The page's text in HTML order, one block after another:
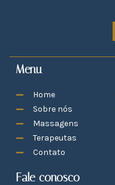
Menu
Home
Sobre nós
Massagens
Terapeutas
Contato
Fale conosco